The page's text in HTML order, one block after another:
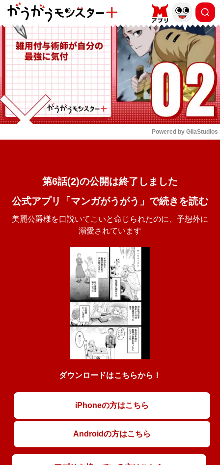
もっと読む
Powered by GliaStudios
第6話(2)の公開は終了しました
公式アプリ「マンガがうがう」で続きを読む
美麗公爵様を口説いてこいと命じられたのに、予想外に
溺愛されています
ダウンロードはこちらから！
iPhoneの方はこちら
Androidの方はこちら